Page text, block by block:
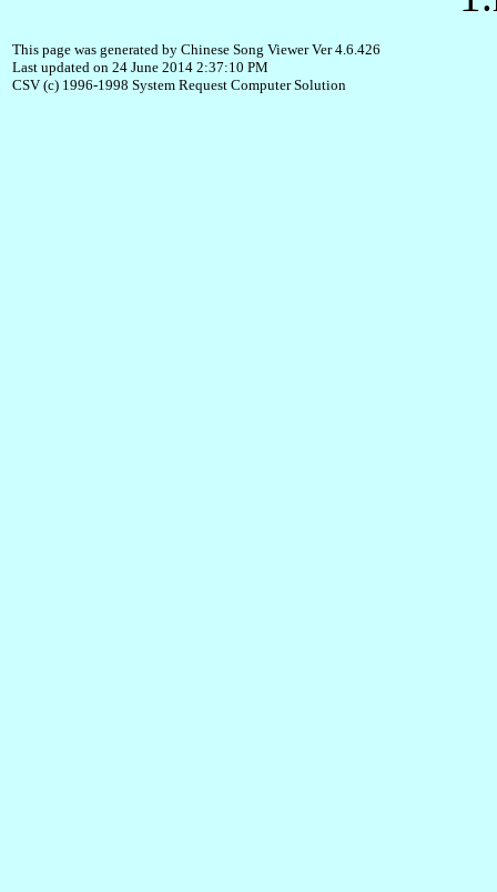
This page was generated by Chinese Song Viewer Ver 4.6.426
Last updated on 24 June 2014 2:37:10 PM
CSV (c) 1996-1998 System Request Computer Solution